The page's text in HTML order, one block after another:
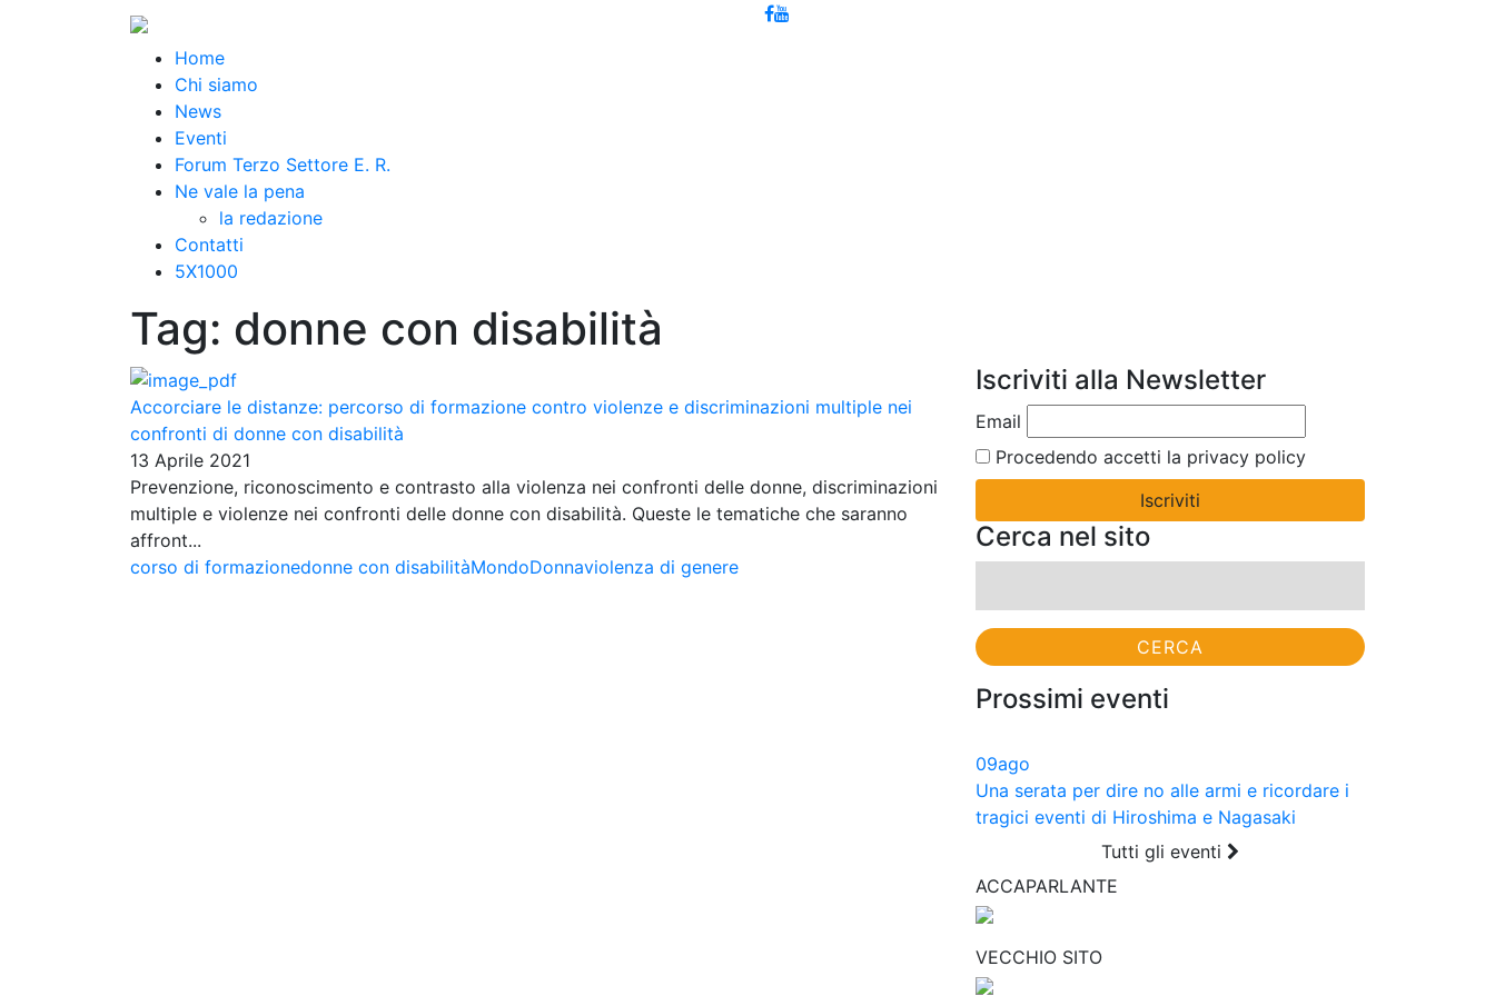
Home
Chi siamo
News
Eventi
Forum Terzo Settore E. R.
Ne vale la pena
la redazione
Contatti
5X1000
Tag: donne con disabilità
Accorciare le distanze: percorso di formazione contro violenze e discriminazioni multiple nei
confronti di donne con disabilità
13 Aprile 2021
Prevenzione, riconoscimento e contrasto alla violenza nei confronti delle donne, discriminazioni
multiple e violenze nei confronti delle donne con disabilità. Queste le tematiche che saranno
affront...
corso di formazionedonne con disabilitàMondoDonnaviolenza di genere
Iscriviti alla Newsletter
Email
Procedendo accetti la privacy policy
Cerca nel sito
Prossimi eventi
09ago
Una serata per dire no alle armi e ricordare i
tragici eventi di Hiroshima e Nagasaki
Tutti gli eventi
ACCAPARLANTE
VECCHIO SITO